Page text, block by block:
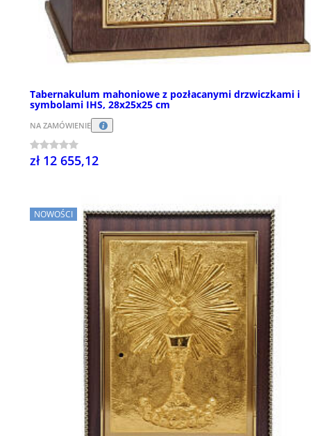
Tabernakulum mahoniowe z pozłacanymi drzwiczkami i
symbolami IHS, 28x25x25 cm
NA ZAMÓWIENIE
zł 12 655,12
NOWOŚCI